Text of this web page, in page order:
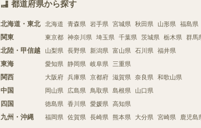
都道府県から探す
北海道・東北 北海道 青森県 岩手県 宮城県 秋田県 山形県 福島県
関東 東京都 神奈川県 埼玉県 千葉県 茨城県 栃木県 群馬
北陸・甲信越 山梨県 長野県 新潟県 富山県 石川県 福井県
東海 愛知県 静岡県 岐阜県 三重県
関西 大阪府 兵庫県 京都府 滋賀県 奈良県 和歌山県
中国 岡山県 広島県 鳥取県 島根県 山口県
四国 徳島県 香川県 愛媛県 高知県
九州・沖縄 福岡県 佐賀県 長崎県 熊本県 大分県 宮崎県 鹿児島